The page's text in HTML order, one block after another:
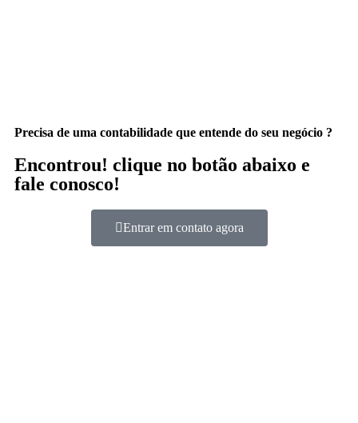
Precisa de uma contabilidade que entende do seu negócio ?
Encontrou! clique no botão abaixo e
fale conosco!
Entrar em contato agora